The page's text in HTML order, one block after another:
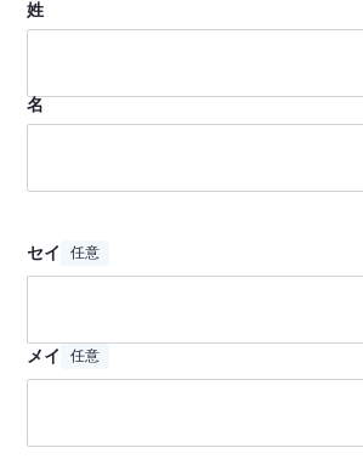
姓
名
セイ 任意
メイ 任意